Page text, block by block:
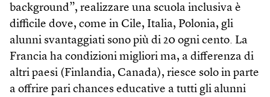
background”, realizzare una scuola inclusiva è
difficile dove, come in Cile, Italia, Polonia, gli
alunni svantaggiati sono più di 20 ogni cento. La
Francia ha condizioni migliori ma, a differenza di
altri paesi (Finlandia, Canada), riesce solo in parte
a offrire pari chances educative a tutti gli alunni